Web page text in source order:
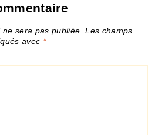
sera pas publiée. Les champs
avec *